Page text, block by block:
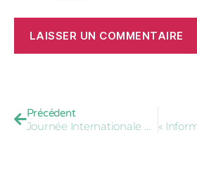
Précédent
Journée Internationale De La Tolérance 0 À L’égard Des Mutilations Sexuelles Féminines – 11 Février 2017